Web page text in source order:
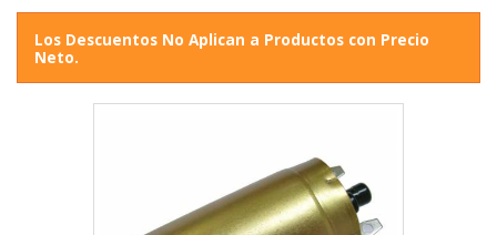
Los Descuentos No Aplican a Productos con Precio
Neto.